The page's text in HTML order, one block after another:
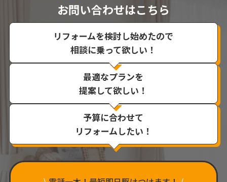
お問い合わせはこちら
リフォームを検討し始めたので
相談に乗って欲しい！
最適なプランを
提案して欲しい！
予算に合わせて
リフォームしたい！